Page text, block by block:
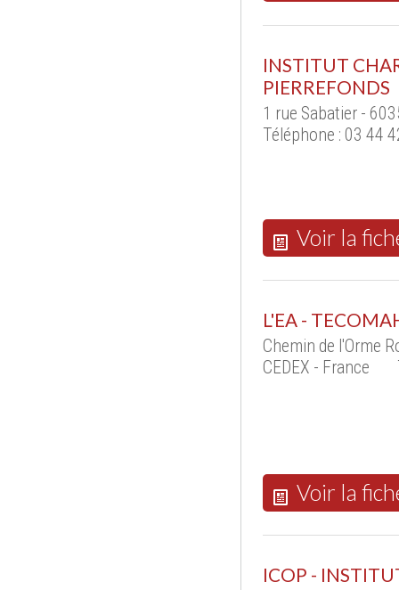
INSTITUT
PIERREFONDS
1 rue Sabatier -
Téléphone : 03 44
Voir la
L'EA -
Chemin de l'Orme
CEDEX - France
Voir la
ICOP -